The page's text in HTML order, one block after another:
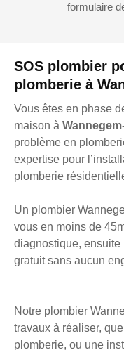
SOS plombier
plomberie à
Vous êtes en phase
maison à
problème en
expertise pour
plomberie
Un plombier
vous en moins de
diagnostique,
gratuit sans aucun
Notre plombier
travaux à réaliser,
plomberie, ou une
formulaire